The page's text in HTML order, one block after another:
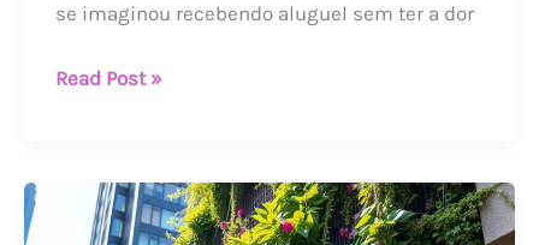
se imaginou recebendo aluguel sem ter a dor
Read Post »
Jardim
Vertical: